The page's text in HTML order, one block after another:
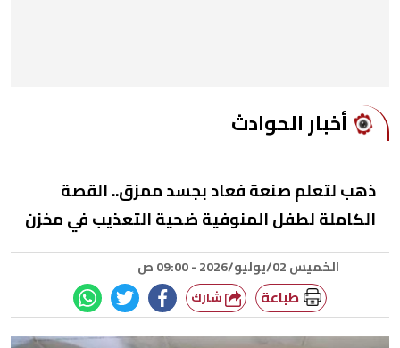
أخبار الحوادث
ذهب لتعلم صنعة فعاد بجسد ممزق.. القصة
الكاملة لطفل المنوفية ضحية التعذيب في مخزن
الخميس 02/يوليو/2026 - 09:00 ص
طباعة